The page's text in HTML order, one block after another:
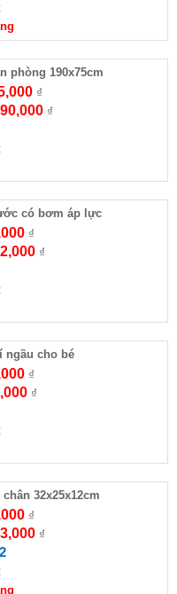
phòng 190x75cm
₫
₫
có bơm áp lực
₫
₫
ngầu cho bé
₫
₫
32x25x12cm
₫
₫